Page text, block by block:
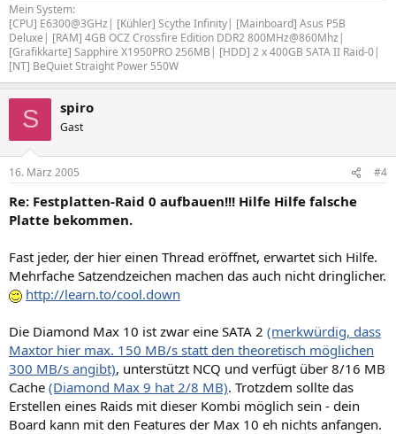
Mein System:
[CPU] E6300@3GHz| [Kühler] Scythe Infinity| [Mainboard] Asus P5B
Deluxe| [RAM] 4GB OCZ Crossfire Edition DDR2 800MHz@860Mhz|
[Grafikkarte] Sapphire X1950PRO 256MB| [HDD] 2 x 400GB SATA II Raid-0|
[NT] BeQuiet Straight Power 550W
S spiro
Gast
16. März 2005 #4
Re: Festplatten-Raid 0 aufbauen!!! Hilfe Hilfe falsche
Platte bekommen.
Fast jeder, der hier einen Thread eröffnet, erwartet sich Hilfe.
Mehrfache Satzendzeichen machen das auch nicht dringlicher.
http://learn.to/cool.down
Die Diamond Max 10 ist zwar eine SATA 2 (merkwürdig, dass
Maxtor hier max. 150 MB/s statt den theoretisch möglichen
300 MB/s angibt), unterstützt NCQ und verfügt über 8/16 MB
Cache (Diamond Max 9 hat 2/8 MB). Trotzdem sollte das
Erstellen eines Raids mit dieser Kombi möglich sein - dein
Board kann mit den Features der Max 10 eh nichts anfangen.